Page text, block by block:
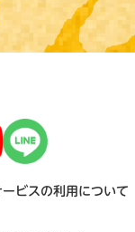
ビスの利用について